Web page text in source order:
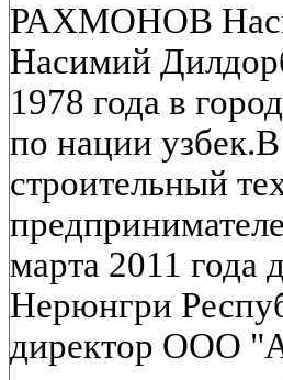
РАХМОНОВ
Насимий
1978 года в
по нации
строительный
марта 2011 года
Нерюнгри
директор ООО